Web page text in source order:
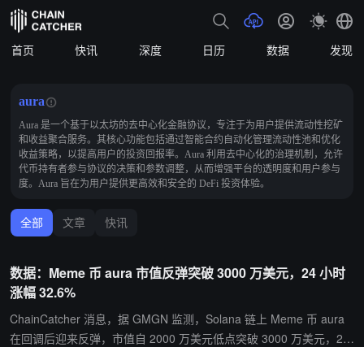
首页 快讯 深度 日历 数据 发现
aura
Aura 是一个基于以太坊的去中心化金融协议，专注于为用户提供流动性挖矿
和收益聚合服务。其核心功能包括通过智能合约自动化管理流动性池和优化
收益策略，以提高用户的投资回报率。Aura 利用去中心化的治理机制，允许
代币持有者参与协议的决策和参数调整，从而增强平台的透明度和用户参与
度。Aura 旨在为用户提供更高效和安全的 DeFi 投资体验。
全部 文章 快讯
数据：Meme 币 aura 市值反弹突破 3000 万美元，24 小时
涨幅 32.6%
ChainCatcher 消息，据 GMGN 监测，Solana 链上 Meme 币 aura
在回调后迎来反弹，市值自 2000 万美元低点突破 3000 万美元，24